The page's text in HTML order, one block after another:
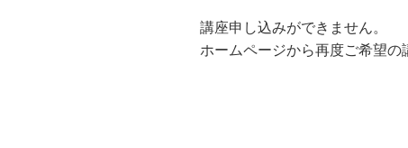
講座申し込みができません。
ホームページから再度ご希望の